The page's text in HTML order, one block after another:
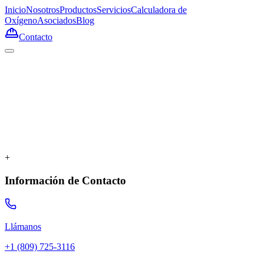
InicioNosotrosProductosServiciosCalculadora de
OxígenoAsociadosBlog
Contacto
+
Información de Contacto
Llámanos
+1 (809) 725-3116